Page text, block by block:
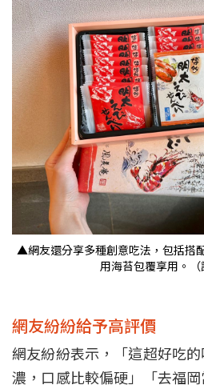
▲網友還分享多種創意吃法，包括搭
用海苔包覆享用。（
網友紛紛給予高評價
網友紛紛表示，「這超好吃
濃，口感比較偏硬」「去福